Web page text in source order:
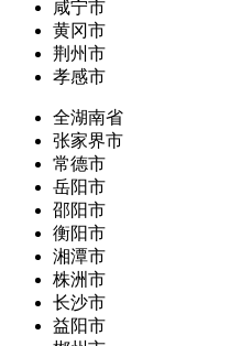
咸宁市
黄冈市
荆州市
孝感市
全湖南省
张家界市
常德市
岳阳市
邵阳市
衡阳市
湘潭市
株洲市
长沙市
益阳市